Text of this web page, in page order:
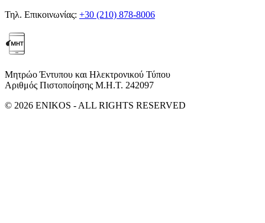
Τηλ. Επικοινωνίας: +30 (210) 878-8006
Μητρώο Έντυπου και Ηλεκτρονικού Τύπου
Αριθμός Πιστοποίησης Μ.Η.Τ. 242097
© 2026 ENIKOS - ALL RIGHTS RESERVED